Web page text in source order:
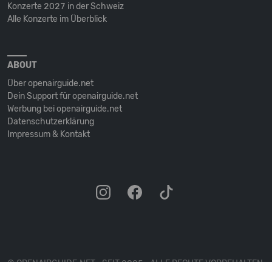
Konzerte 2027 in der Schweiz
Alle Konzerte im Überblick
ABOUT
Über openairguide.net
Dein Support für openairguide.net
Werbung bei openairguide.net
Datenschutz­erklärung
Impressum & Kontakt